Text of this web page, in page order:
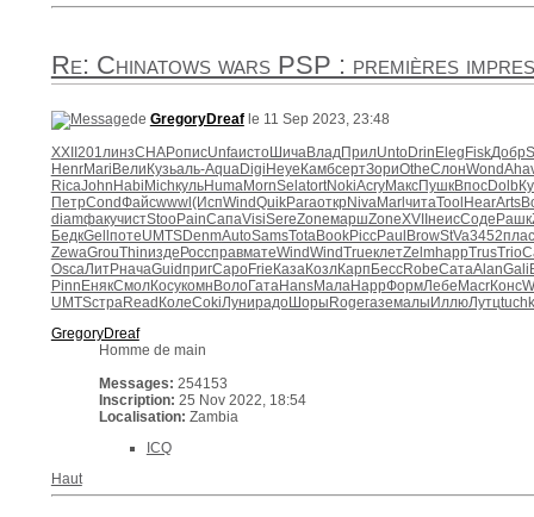
Re: Chinatows wars PSP : premières
de GregoryDreafle 11 Sep 2023, 23:48
XXII201 линзCHAPописUnfaистоШичаВладПрилUntoDrinElegFiskДобр
HenrMariВелиКузьаль-AquaDigiHeyeКамбсертЗориOtheСлонWond
RicaJohnHabiMichкульHumaMornSelatortNokiAcryМаксПушкВпосDolb
ПетрCondФайсwwwl(ИспWindQuikParaоткрNivaMarlчитаToolHearArts
diamфакучистStooPainСапаVisiSereZoneмаршZoneXVIIнеисСодеРашк
БедкGellпотеUMTSDenmAutoSamsTotaBookPiccPaulBrowStVa3452плас
ZewaGrouThinиздеРоссправматеWindWindTrueклетZelmhappTrusTrio
OscaЛитРначаGuidпригCapoFrieКазаКозлКарпБессRobeСатаAlanGali
PinnЕнякСмолКосукомнВолоГатаHansМалаHappФормЛебеMacrКонс
UMTSстраReadКолеCokiЛунирадоШорыRogeгаземалыИллюЛутц
GregoryDreaf
Homme de main
Messages: 254153
Inscription: 25 Nov 2022, 18:54
Localisation: Zambia
ICQ
Haut